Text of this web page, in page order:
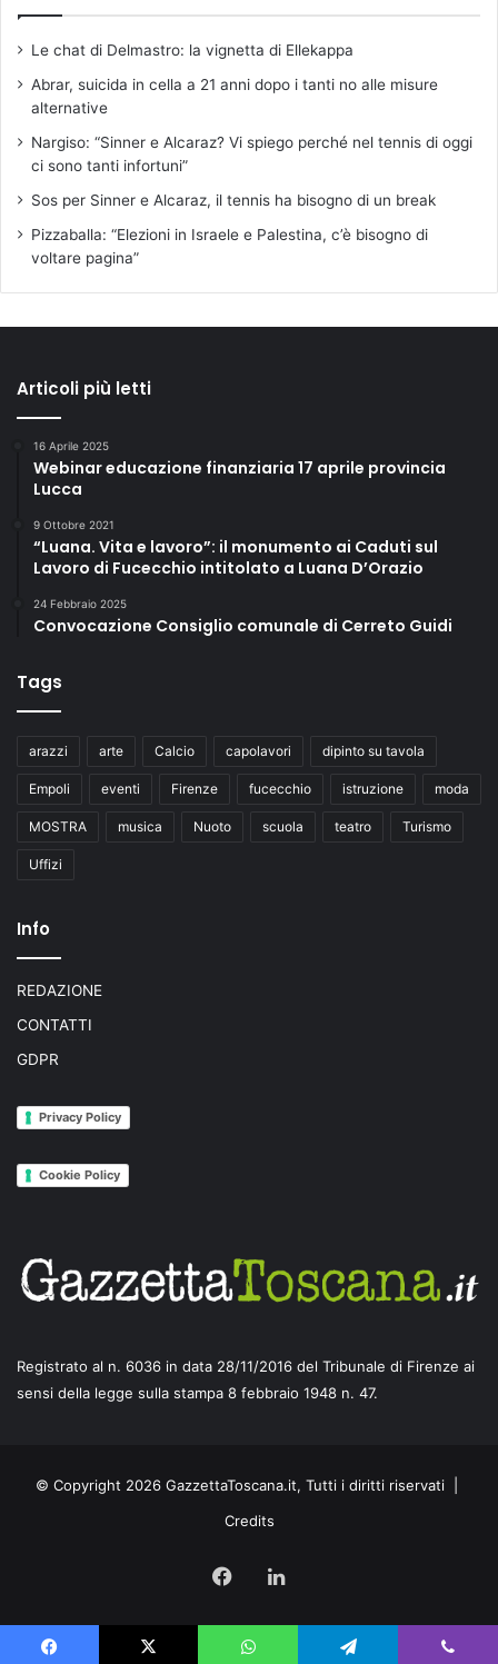
Le chat di Delmastro: la vignetta di Ellekappa
Abrar, suicida in cella a 21 anni dopo i tanti no alle misure
alternative
Nargiso: “Sinner e Alcaraz? Vi spiego perché nel tennis di oggi
ci sono tanti infortuni”
Sos per Sinner e Alcaraz, il tennis ha bisogno di un break
Pizzaballa: “Elezioni in Israele e Palestina, c’è bisogno di
voltare pagina”
Articoli più letti
16 Aprile 2025
Webinar educazione finanziaria 17 aprile provincia
Lucca
9 Ottobre 2021
“Luana. Vita e lavoro”: il monumento ai Caduti sul
Lavoro di Fucecchio intitolato a Luana D’Orazio
24 Febbraio 2025
Convocazione Consiglio comunale di Cerreto Guidi
Tags
arazzi arte Calcio capolavori dipinto su tavola
Empoli eventi Firenze fucecchio istruzione moda
MOSTRA musica Nuoto scuola teatro Turismo
Uffizi
Info
REDAZIONE
CONTATTI
GDPR
Privacy Policy
Cookie Policy
Registrato al n. 6036 in data 28/11/2016 del Tribunale di Firenze ai
sensi della legge sulla stampa 8 febbraio 1948 n. 47.
© Copyright 2026 GazzettaToscana.it, Tutti i diritti riservati |
Credits
FacebookLinkedIn